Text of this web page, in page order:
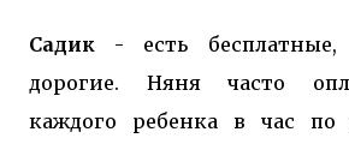
Садик - есть
дорогие. Няня часто
каждого ребенка в час по